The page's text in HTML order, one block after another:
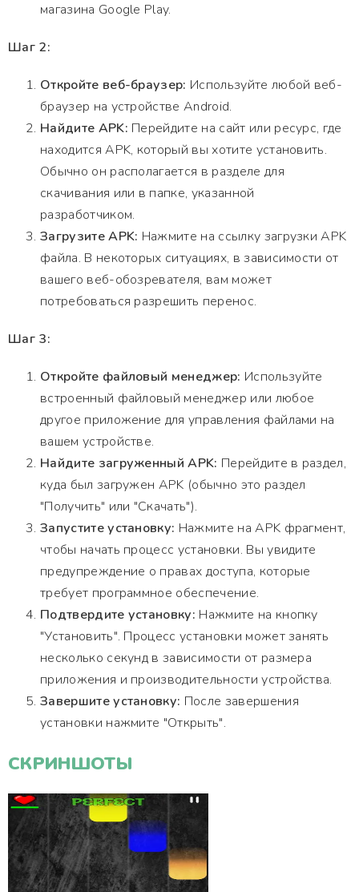
магазина Google Play.
Шаг 2:
Откройте веб-браузер: Используйте любой веб-
браузер на устройстве Android.
Найдите APK: Перейдите на сайт или ресурс, где
находится APK, который вы хотите установить.
Обычно он располагается в разделе для
скачивания или в папке, указанной
разработчиком.
Загрузите APK: Нажмите на ссылку загрузки APK
файла. В некоторых ситуациях, в зависимости от
вашего веб-обозревателя, вам может
потребоваться разрешить перенос.
Шаг 3:
Откройте файловый менеджер: Используйте
встроенный файловый менеджер или любое
другое приложение для управления файлами на
вашем устройстве.
Найдите загруженный APK: Перейдите в раздел,
куда был загружен APK (обычно это раздел
"Получить" или "Скачать").
Запустите установку: Нажмите на APK фрагмент,
чтобы начать процесс установки. Вы увидите
предупреждение о правах доступа, которые
требует программное обеспечение.
Подтвердите установку: Нажмите на кнопку
"Установить". Процесс установки может занять
несколько секунд в зависимости от размера
приложения и производительности устройства.
Завершите установку: После завершения
установки нажмите "Открыть".
СКРИНШОТЫ